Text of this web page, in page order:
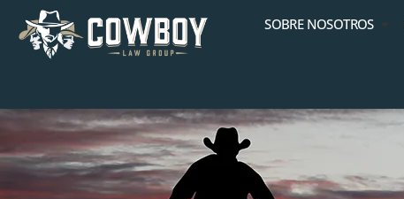
SOBRE NOSOTROS